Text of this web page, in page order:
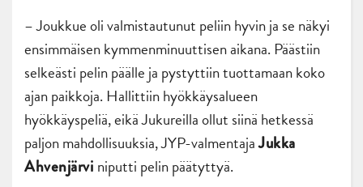
– Joukkue oli valmistautunut peliin hyvin ja se näkyi
ensimmäisen kymmenminuuttisen aikana. Päästiin
selkeästi pelin päälle ja pystyttiin tuottamaan koko
ajan paikkoja. Hallittiin hyökkäysalueen
hyökkäyspeliä, eikä Jukureilla ollut siinä hetkessä
paljon mahdollisuuksia, JYP-valmentajaJukka
Ahvenjärvi niputti pelin päätyttyä.